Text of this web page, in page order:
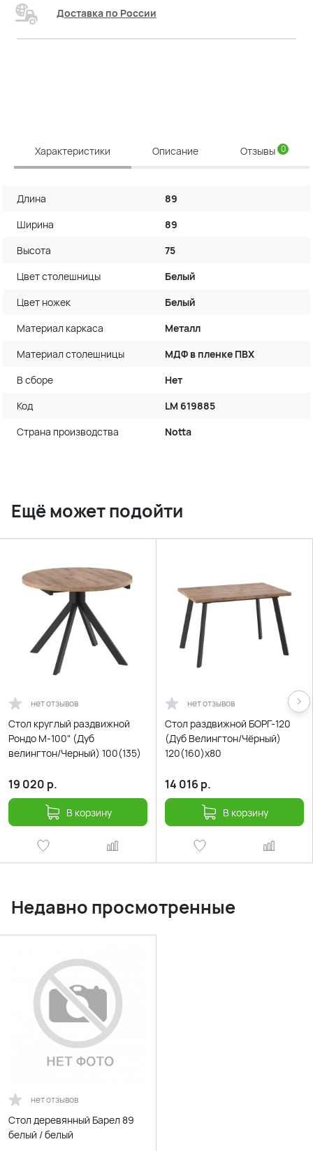
Доставка по России
Характеристики Описание Отзывы 0
Длина
89
Ширина
89
Высота
75
Цвет столешницы
Белый
Цвет ножек
Белый
Материал каркаса
Металл
Материал столешницы
МДФ в пленке ПВХ
В сборе
Нет
Код
LM 619885
Страна производства
Notta
Ещё может подойти
нет отзывов
Стол круглый раздвижной
Рондо М-100" (Дуб
велингтон/Черный) 100(135)
19 020 р.
В корзину
нет отзывов
Стол раздвижной БОРГ-120
(Дуб Велингтон/Чёрный)
120(160)х80
14 016 р.
В корзину
Недавно просмотренные
нет отзывов
Стол деревянный Барел 89
белый / белый